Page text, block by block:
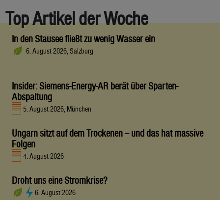
Top Artikel der Woche
In den Stausee fließt zu wenig Wasser ein
6. August 2026, Salzburg
Insider: Siemens-Energy-AR berät über Sparten-
Abspaltung
5. August 2026, München
Ungarn sitzt auf dem Trockenen – und das hat massive
Folgen
4. August 2026
Droht uns eine Stromkrise?
6. August 2026